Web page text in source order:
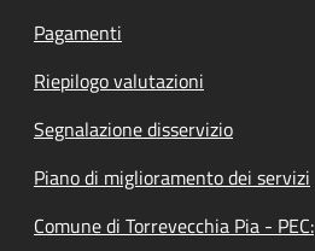
Pagamenti
Riepilogo valutazioni
Segnalazione disservizio
Piano di miglioramento dei servizi
Comune di Torrevecchia Pia - PEC: